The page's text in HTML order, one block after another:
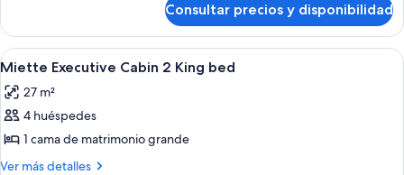
Double
bed
+
sofabed
Cabin
Double
+
sofabed
Consultar precios y disponibilidad
Abrir
todas
las
fotos
de
Miette
Tabla de planchar con plancha y ropa
1
Miette Executive Cabin 2 King bed
27 m²
4 huéspedes
1 cama de matrimonio grande
Ver más detalles
Más